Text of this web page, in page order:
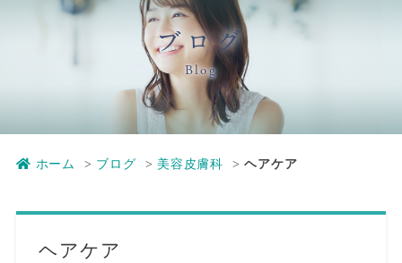
ブログ
Blog
ホーム ブログ 美容皮膚科 ヘアケア
ヘアケア